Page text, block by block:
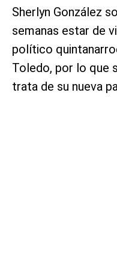
Sherlyn González
semanas estar de
político
Toledo, por lo que
trata de su nueva